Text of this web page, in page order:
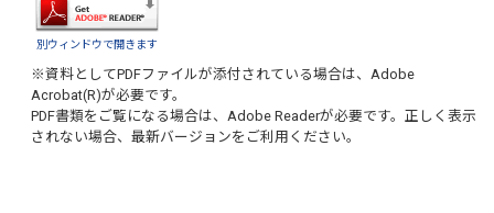
別ウィンドウで開きます
※資料としてPDFファイルが添付されている場合は、Adobe
Acrobat(R)が必要です。
PDF書類をご覧になる場合は、Adobe Readerが必要です。正しく表示
されない場合、最新バージョンをご利用ください。